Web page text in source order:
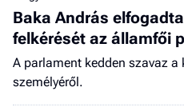
Baka András
felkérését az államfői
A parlament kedden szavaz
személyéről.